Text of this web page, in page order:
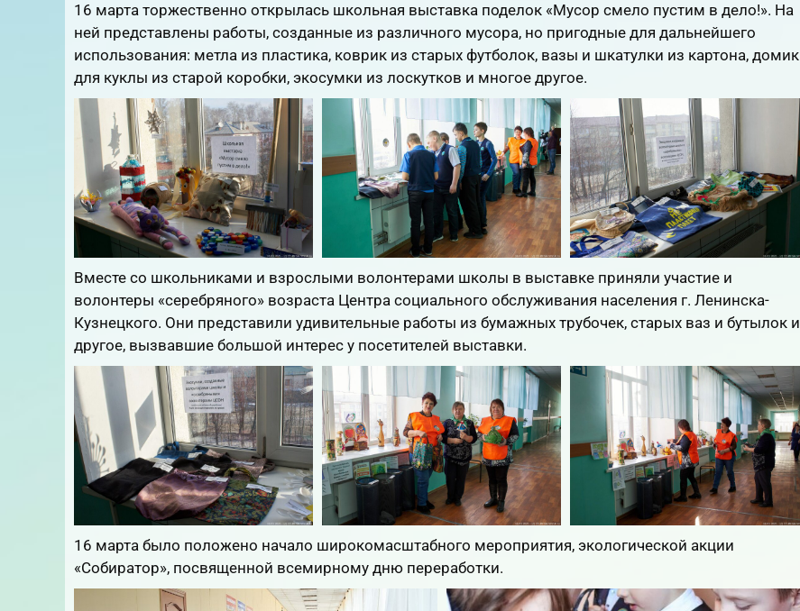
16 марта торжественно открылась школьная выставка поделок «Мусор смело пустим в дело!». На
ней представлены работы, созданные из различного мусора, но пригодные для дальнейшего
использования: метла из пластика, коврик из старых футболок, вазы и шкатулки из картона, домик
для куклы из старой коробки, экосумки из лоскутков и многое другое.
Вместе со школьниками и взрослыми волонтерами школы в выставке приняли участие и
волонтеры «серебряного» возраста Центра социального обслуживания населения г. Ленинска-
Кузнецкого. Они представили удивительные работы из бумажных трубочек, старых ваз и бутылок и
другое, вызвавшие большой интерес у посетителей выставки.
16 марта было положено начало широкомасштабного мероприятия, экологической акции
«Собиратор», посвященной всемирному дню переработки.